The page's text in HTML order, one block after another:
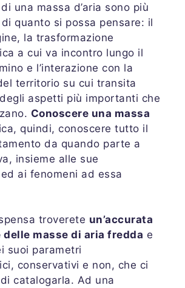
una massa d’aria sono più
quanto si possa pensare: il
la trasformazione
a cui va incontro lungo il
e l’interazione con la
territorio su cui transita
aspetti più importanti che
Conoscere una massa
quindi, conoscere tutto il
da quando parte a
insieme alle sue
ai fenomeni ad essa
troverete un’accurata
masse di aria fredda e
suoi parametri
conservativi e non, che ci
catalogarla. Ad una